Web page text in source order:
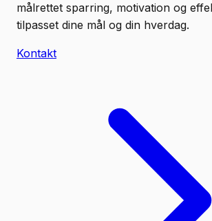
målrettet sparring, motivation og
tilpasset dine mål og din hverdag.
Kontakt